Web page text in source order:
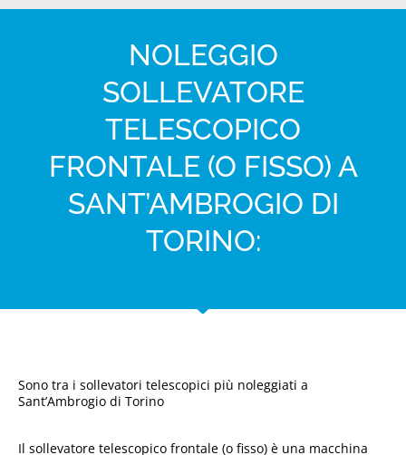
NOLEGGIO
SOLLEVATORE
TELESCOPICO
FRONTALE (O FISSO) A
SANT’AMBROGIO DI
TORINO:
Sono tra i sollevatori telescopici più noleggiati a
Sant’Ambrogio di Torino
Il sollevatore telescopico frontale (o fisso) è una macchina